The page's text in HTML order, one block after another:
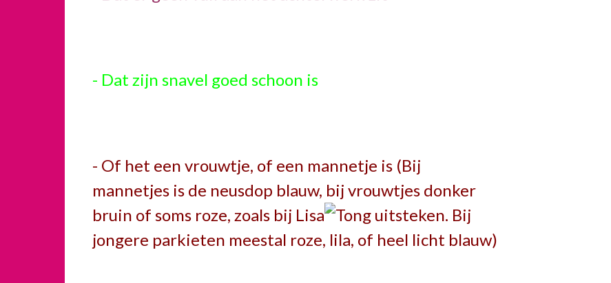
- Dat zijn snavel goed schoon is
- Of het een vrouwtje, of een mannetje is (Bij
mannetjes is de neusdop blauw, bij vrouwtjes donker
bruin of soms roze, zoals bij Lisa
. Bij
jongere parkieten meestal roze, lila, of heel licht blauw)